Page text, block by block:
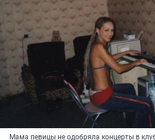
Мама певицы не одобряла концерты в